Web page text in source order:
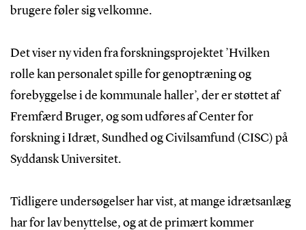
brugere føler sig velkomne.
Det viser ny viden fra forskningsprojektet ’Hvilken
rolle kan personalet spille for genoptræning og
forebyggelse i de kommunale haller’, der er støttet af
Fremfærd Bruger, og som udføres af Center for
forskning i Idræt, Sundhed og Civilsamfund (CISC) på
Syddansk Universitet.
Tidligere undersøgelser har vist, at mange idrætsanlæg
har for lav benyttelse, og at de primært kommer